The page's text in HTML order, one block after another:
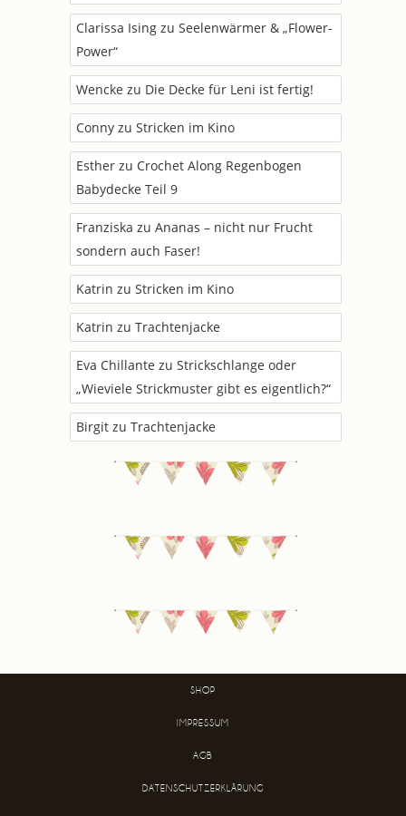
Clarissa Ising zu Seelenwärmer & „Flower-
Power“
Wencke zu Die Decke für Leni ist fertig!
Conny zu Stricken im Kino
Esther zu Crochet Along Regenbogen
Babydecke Teil 9
Franziska zu Ananas – nicht nur Frucht
sondern auch Faser!
Katrin zu Stricken im Kino
Katrin zu Trachtenjacke
Eva Chillante zu Strickschlange oder
„Wieviele Strickmuster gibt es eigentlich?“
Birgit zu Trachtenjacke
SHOP
IMPRESSUM
AGB
DATENSCHUTZERKLÄRUNG